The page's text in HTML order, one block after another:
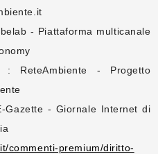
- Piattaforma multicanale
: ReteAmbiente - Progetto
Gazette - Giornale Internet di
commenti-premium/diritto-